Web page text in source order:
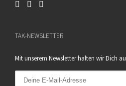
TAK-NEWSLETTER
Mit unserem Newsletter halten wir Dich